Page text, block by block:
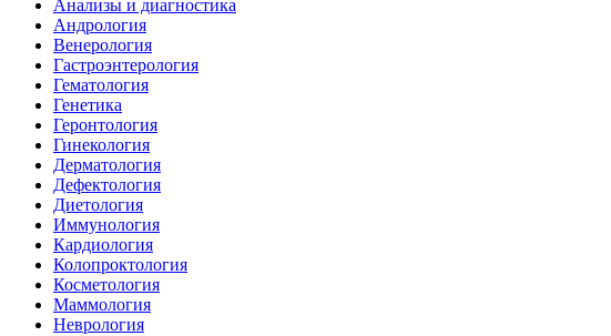
Анализы и диагностика
Андрология
Венерология
Гастроэнтерология
Гематология
Генетика
Геронтология
Гинекология
Дерматология
Дефектология
Диетология
Иммунология
Кардиология
Колопроктология
Косметология
Маммология
Неврология